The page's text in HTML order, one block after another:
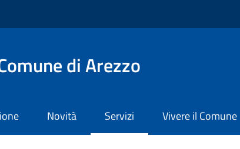
di Arezzo
Novità Servizi Vivere il Comune